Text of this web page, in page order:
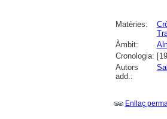
Matèries:
Àmbit:
Cronologia:
Autors
add.:
Enllaç